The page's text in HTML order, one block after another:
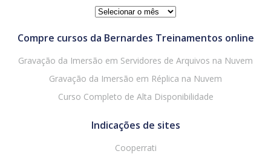
Arquivo
Compre cursos da Bernardes Treinamentos online
Gravação da Imersão em Servidores de Arquivos na Nuvem
Gravação da Imersão em Réplica na Nuvem
Curso Completo de Alta Disponibilidade
Indicações de sites
Cooperrati